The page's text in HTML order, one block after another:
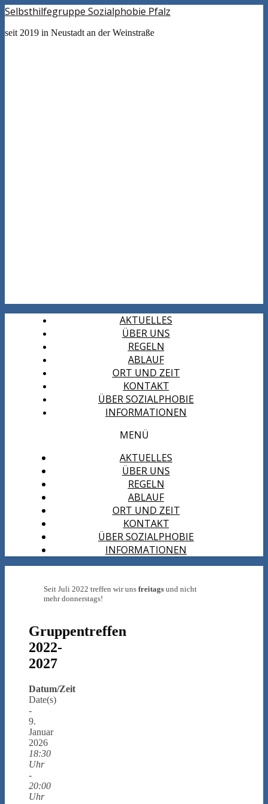
Selbsthilfegruppe Sozialphobie Pfalz
seit 2019 in Neustadt an der Weinstraße
AKTUELLES
ÜBER UNS
REGELN
ABLAUF
ORT UND ZEIT
KONTAKT
ÜBER SOZIALPHOBIE
INFORMATIONEN
MENÜ
AKTUELLES
ÜBER UNS
REGELN
ABLAUF
ORT UND ZEIT
KONTAKT
ÜBER SOZIALPHOBIE
INFORMATIONEN
Seit Juli 2022 treffen wir uns freitags und nicht
mehr donnerstags!
Gruppentreffen
2022-
2027
Datum/Zeit
Date(s)
-
9.
Januar
2026
18:30
Uhr
-
20:00
Uhr